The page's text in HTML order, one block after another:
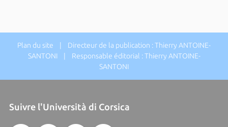
Plan du site | Directeur de la publication : Thierry ANTOINE-
SANTONI | Responsable éditorial : Thierry ANTOINE-
SANTONI
Suivre l'Università di Corsica